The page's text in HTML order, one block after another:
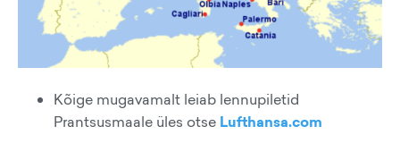
Kõige mugavamalt leiab lennupiletid
Prantsusmaale üles otse Lufthansa.com